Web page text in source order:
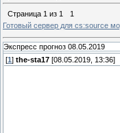
Страница 1 из 1
1
Готовый сервер для cs:source
Экспресс прогноз 08.05.2019
[1 ] the-sta17 [08.05.2019, 13:36]